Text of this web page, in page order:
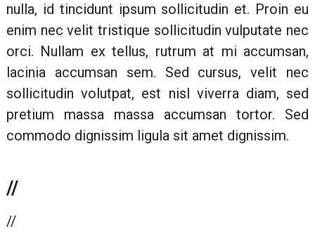
nulla, id tincidunt ipsum sollicitudin et. Proin eu
enim nec velit tristique sollicitudin vulputate nec
orci. Nullam ex tellus, rutrum at mi accumsan,
lacinia accumsan sem. Sed cursus, velit nec
sollicitudin volutpat, est nisl viverra diam, sed
pretium massa massa accumsan tortor. Sed
commodo dignissim ligula sit amet dignissim.
//
//